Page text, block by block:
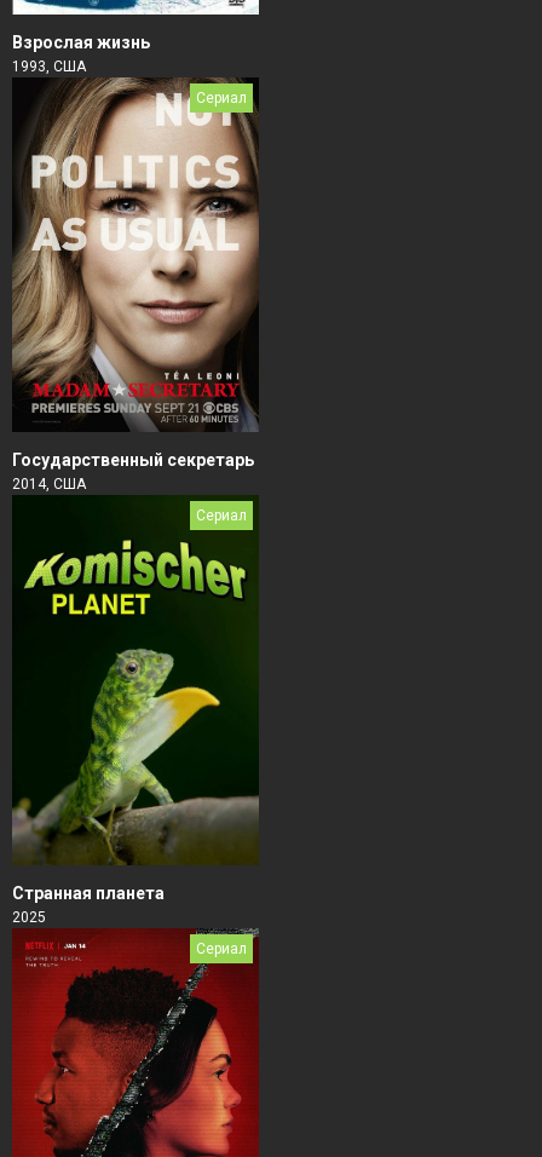
Взрослая жизнь
1993, США
Сериал
Государственный секретарь
2014, США
Сериал
Странная планета
2025
Сериал